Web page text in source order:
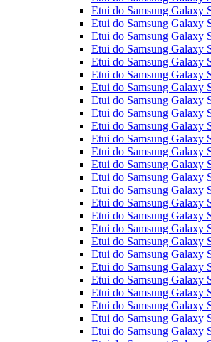
Etui do Samsung Galaxy
Etui do Samsung Galaxy
Etui do Samsung Galaxy
Etui do Samsung Galaxy
Etui do Samsung Galaxy
Etui do Samsung Galaxy
Etui do Samsung Galaxy
Etui do Samsung Galaxy
Etui do Samsung Galaxy
Etui do Samsung Galaxy
Etui do Samsung Galaxy
Etui do Samsung Galaxy
Etui do Samsung Galaxy
Etui do Samsung Galaxy
Etui do Samsung Galaxy
Etui do Samsung Galaxy
Etui do Samsung Galaxy
Etui do Samsung Galaxy
Etui do Samsung Galaxy
Etui do Samsung Galaxy
Etui do Samsung Galaxy
Etui do Samsung Galaxy
Etui do Samsung Galaxy
Etui do Samsung Galaxy
Etui do Samsung Galaxy
Etui do Samsung Galaxy